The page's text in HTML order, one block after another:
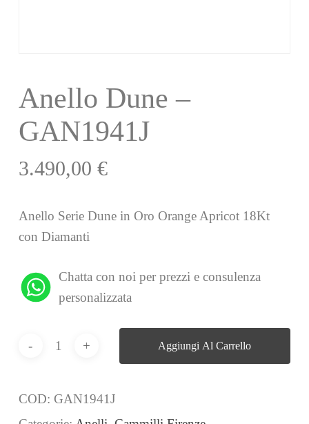
Anello Dune –
GAN1941J
3.490,00 €
Anello Serie Dune in Oro Orange Apricot 18Kt
con Diamanti
Chatta con noi per prezzi e consulenza
personalizzata
Aggiungi Al Carrello
COD: GAN1941J